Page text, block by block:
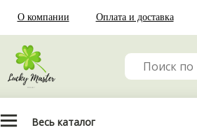
О компании Оплата и доставка
Весь каталог